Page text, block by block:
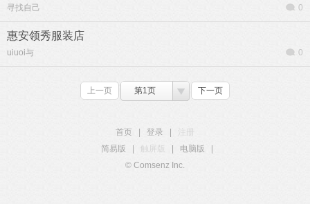
寻找自己 0
惠安领秀服装店
uiuoi与 0
上一页 第1页 下一页
首页 登录
注册
简易版
触屏版 电脑版
© Comsenz Inc.